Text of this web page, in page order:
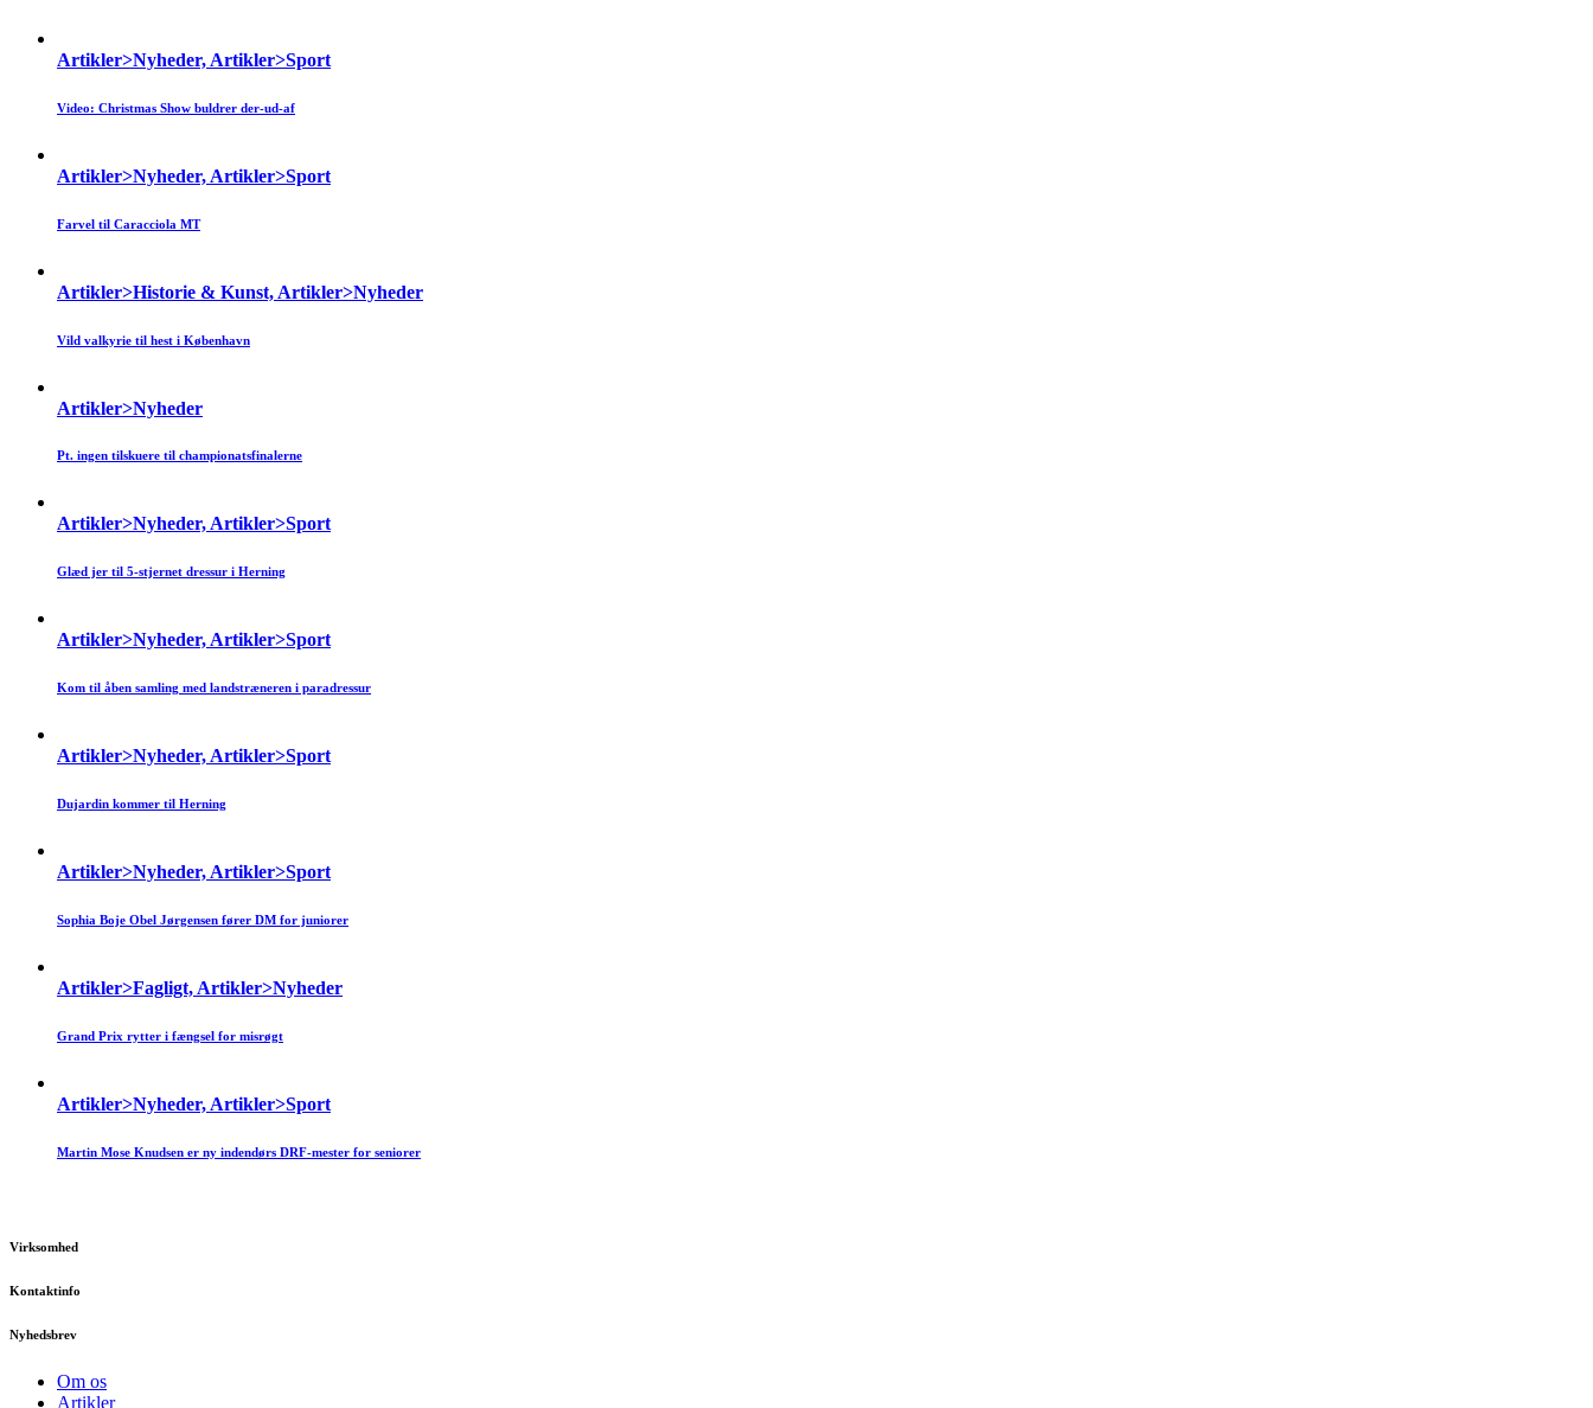
Artikler>Nyheder, Artikler>Sport
Video: Christmas Show buldrer der-ud-af
Artikler>Nyheder, Artikler>Sport
Farvel til Caracciola MT
Artikler>Historie & Kunst, Artikler>Nyheder
Vild valkyrie til hest i København
Artikler>Nyheder
Pt. ingen tilskuere til championatsfinalerne
Artikler>Nyheder, Artikler>Sport
Glæd jer til 5-stjernet dressur i Herning
Artikler>Nyheder, Artikler>Sport
Kom til åben samling med landstræneren i paradressur
Artikler>Nyheder, Artikler>Sport
Dujardin kommer til Herning
Artikler>Nyheder, Artikler>Sport
Sophia Boje Obel Jørgensen fører DM for juniorer
Artikler>Fagligt, Artikler>Nyheder
Grand Prix rytter i fængsel for misrøgt
Artikler>Nyheder, Artikler>Sport
Martin Mose Knudsen er ny indendørs DRF-mester for seniorer
Virksomhed
Kontaktinfo
Nyhedsbrev
Om os
Artikler